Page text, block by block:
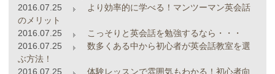
2016.07.25
より効率的に学べる！マンツーマン英会話
のメリット
2016.07.25
こっそりと英会話を勉強するなら・・・
2016.07.25
数多くある中から初心者が英会話教室を選
ぶ方法！
2016.07.25
体験レッスンで雰囲気もわかる！初心者向